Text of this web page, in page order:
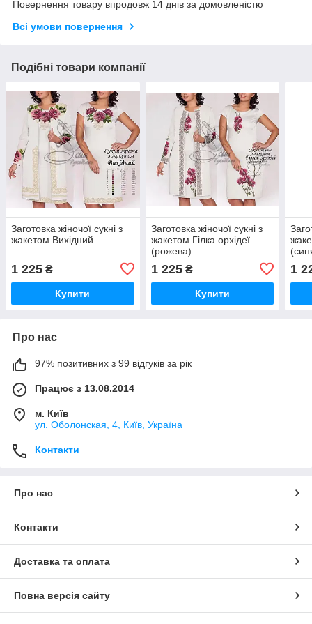
Повернення товару впродовж 14 днів за домовленістю
Всі умови повернення
Подібні товари компанії
Заготовка жіночої сукні з
жакетом Вихідний
1 225 ₴
Купити
Заготовка жіночої сукні з
жакетом Гілка орхідеї
(рожева)
1 225₴
Купити
1
Про нас
97% позитивних з 99 відгуків за рік
Працює з 13.08.2014
м. Київ
ул. Оболонская, 4, Київ, Україна
Контакти
Про нас
Контакти
Доставка та оплата
Повна версія сайту